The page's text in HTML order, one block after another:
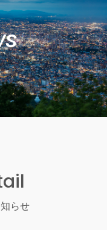
らせ